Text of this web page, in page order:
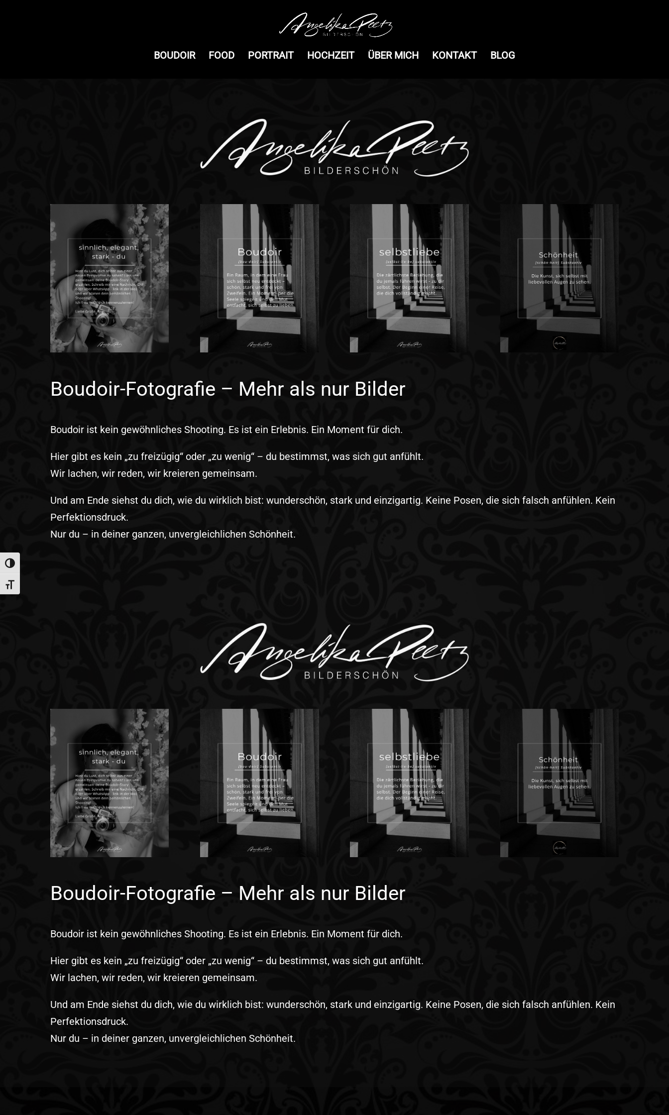
Umschalten auf hohe Kontraste
Schrift vergrößern
BOUDOIR FOOD PORTRAIT HOCHZEIT ÜBER MICH KONTAKT BLOG
Boudoir-Fotografie – Mehr als nur Bilder
Boudoir ist kein gewöhnliches Shooting. Es ist ein Erlebnis. Ein Moment für dich.
Hier gibt es kein „zu freizügig“ oder „zu wenig“ – du bestimmst, was sich gut anfühlt.
Wir lachen, wir reden, wir kreieren gemeinsam.
Und am Ende siehst du dich, wie du wirklich bist: wunderschön, stark und einzigartig. Keine Posen, die sich falsch anfühlen. Kein
Perfektionsdruck.
Nur du – in deiner ganzen, unvergleichlichen Schönheit.
Boudoir-Fotografie – Mehr als nur Bilder
Boudoir ist kein gewöhnliches Shooting. Es ist ein Erlebnis. Ein Moment für dich.
Hier gibt es kein „zu freizügig“ oder „zu wenig“ – du bestimmst, was sich gut anfühlt.
Wir lachen, wir reden, wir kreieren gemeinsam.
Und am Ende siehst du dich, wie du wirklich bist: wunderschön, stark und einzigartig. Keine Posen, die sich falsch anfühlen. Kein
Perfektionsdruck.
Nur du – in deiner ganzen, unvergleichlichen Schönheit.